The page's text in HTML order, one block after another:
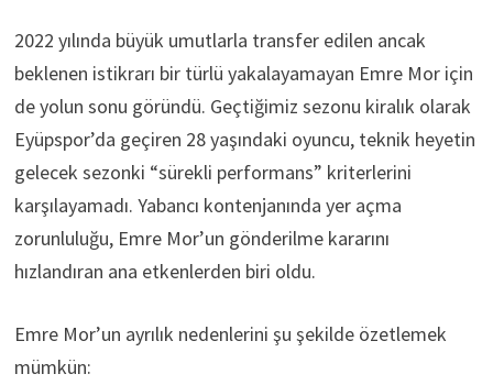
2022 yılında büyük umutlarla transfer edilen ancak
beklenen istikrarı bir türlü yakalayamayan Emre Mor için
de yolun sonu göründü. Geçtiğimiz sezonu kiralık olarak
Eyüpspor’da geçiren 28 yaşındaki oyuncu, teknik heyetin
gelecek sezonki “sürekli performans” kriterlerini
karşılayamadı. Yabancı kontenjanında yer açma
zorunluluğu, Emre Mor’un gönderilme kararını
hızlandıran ana etkenlerden biri oldu.
Emre Mor’un ayrılık nedenlerini şu şekilde özetlemek
mümkün: